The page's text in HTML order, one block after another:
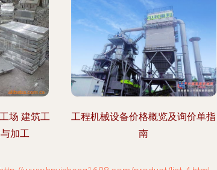
场 建筑工
加工
工程机械设备价格概览及询价单指
南